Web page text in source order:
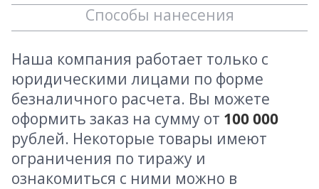
Способы нанесения
Наша компания работает только с
юридическими лицами по форме
безналичного расчета. Вы можете
оформить заказ на сумму от 100 000
рублей. Некоторые товары имеют
ограничения по тиражу и
ознакомиться с ними можно в